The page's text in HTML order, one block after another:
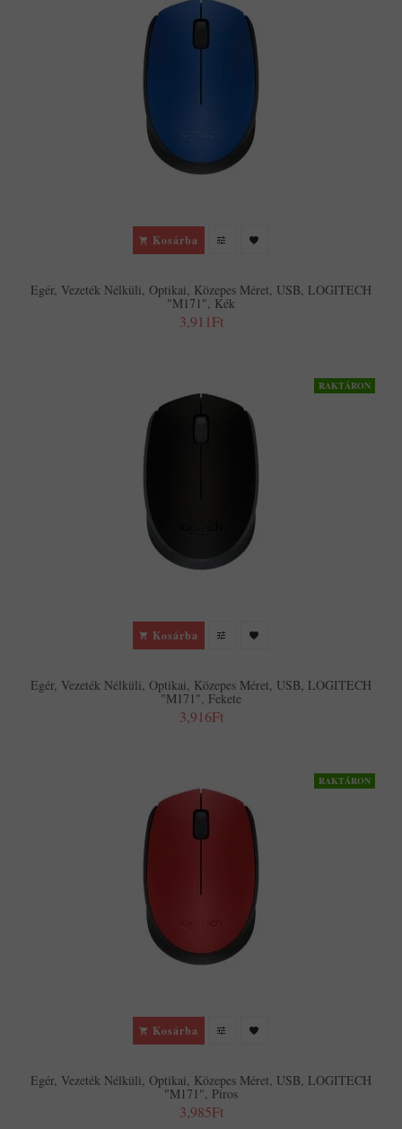
Kosárba
Egér, Vezeték Nélküli, Optikai, Közepes Méret, USB, LOGITECH
"M171", Kék
3,911Ft
RAKTÁRON
Kosárba
Egér, Vezeték Nélküli, Optikai, Közepes Méret, USB, LOGITECH
"M171", Fekete
3,916Ft
RAKTÁRON
Kosárba
Egér, Vezeték Nélküli, Optikai, Közepes Méret, USB, LOGITECH
"M171", Piros
3,985Ft